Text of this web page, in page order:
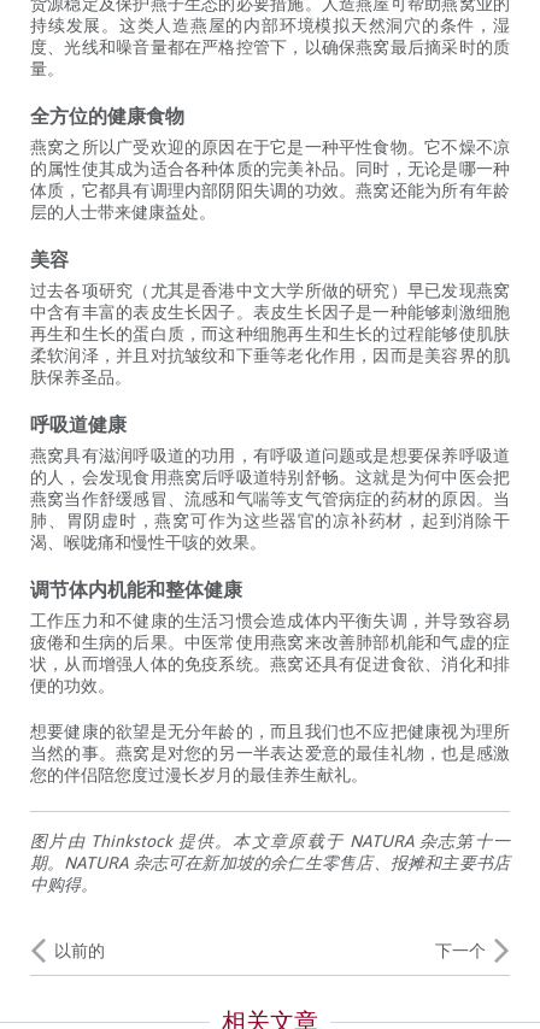
持续发展。这类人造燕屋的内部环境模拟天然洞穴的条件，湿
度、光线和噪音量都在严格控管下，以确保燕窝最后摘采时的质
量。
全方位的健康食物
燕窝之所以广受欢迎的原因在于它是一种平性食物。它不燥不凉
的属性使其成为适合各种体质的完美补品。同时，无论是哪一种
体质，它都具有调理内部阴阳失调的功效。燕窝还能为所有年龄
层的人士带来健康益处。
美容
过去各项研究（尤其是香港中文大学所做的研究）早已发现燕窝
中含有丰富的表皮生长因子。表皮生长因子是一种能够刺激细胞
再生和生长的蛋白质，而这种细胞再生和生长的过程能够使肌肤
柔软润泽，并且对抗皱纹和下垂等老化作用，因而是美容界的肌
肤保养圣品。
呼吸道健康
燕窝具有滋润呼吸道的功用，有呼吸道问题或是想要保养呼吸道
的人，会发现食用燕窝后呼吸道特别舒畅。这就是为何中医会把
燕窝当作舒缓感冒、流感和气喘等支气管病症的药材的原因。当
肺、胃阴虚时，燕窝可作为这些器官的凉补药材，起到消除干
渴、喉咙痛和慢性干咳的效果。
调节体内机能和整体健康
工作压力和不健康的生活习惯会造成体内平衡失调，并导致容易
疲倦和生病的后果。中医常使用燕窝来改善肺部机能和气虚的症
状，从而增强人体的免疫系统。燕窝还具有促进食欲、消化和排
便的功效。
想要健康的欲望是无分年龄的，而且我们也不应把健康视为理所
当然的事。燕窝是对您的另一半表达爱意的最佳礼物，也是感激
您的伴侣陪您度过漫长岁月的最佳养生献礼。
图片由 Thinkstock 提供。本文章原载于 NATURA 杂志第十一
期。NATURA 杂志可在新加坡的余仁生零售店、报摊和主要书店
中购得。
以前的 下一个